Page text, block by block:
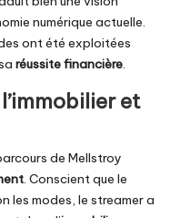
numérique actuelle.
ont été exploitées
réussite financière.
et
de Mellstroy
. Conscient que le
les modes, le streamer a